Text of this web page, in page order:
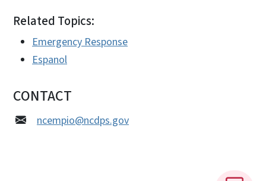
Related Topics:
Emergency Response
Espanol
CONTACT
ncempio@ncdps.gov